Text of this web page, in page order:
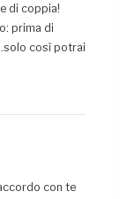
di coppia!
prima di
così potrai
con te